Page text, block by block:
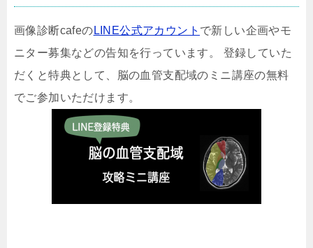
画像診断cafeの LINE公式アカウント で新しい企画やモ
ニター募集などの告知を行っています。 登録していた
だくと特典として、脳の血管支配域のミニ講座の無料
でご参加いただけます。